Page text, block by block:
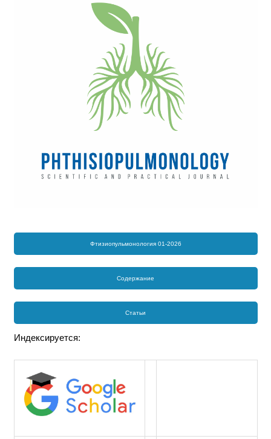
Фтизиопульмонология 01-2026
Содержание
Статьи
Индексируется: